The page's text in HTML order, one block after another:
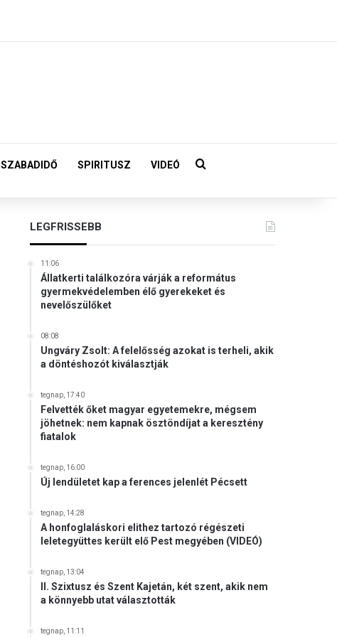
SZABADIDŐ SPIRITUSZ VIDEÓ Keresés:
LEGFRISSEBB
11:06
Állatkerti találkozóra várják a református
gyermekvédelemben élő gyerekeket és
nevelőszülőket
08:08
Ungváry Zsolt: A felelősség azokat is terheli, akik
a döntéshozót kiválasztják
tegnap, 17:40
Felvették őket magyar egyetemekre, mégsem
jöhetnek: nem kapnak ösztöndíjat a keresztény
fiatalok
tegnap, 16:00
Új lendületet kap a ferences jelenlét Pécsett
tegnap, 14:28
A honfoglaláskori elithez tartozó régészeti
leletegyüttes került elő Pest megyében (VIDEÓ)
tegnap, 13:04
II. Szixtusz és Szent Kajetán, két szent, akik nem
a könnyebb utat választották
tegnap, 11:11